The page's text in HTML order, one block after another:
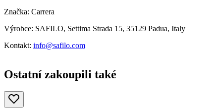
Značka: Carrera
Výrobce: SAFILO, Settima Strada 15, 35129 Padua, Italy
Kontakt: info@safilo.com
Ostatní zakoupili také